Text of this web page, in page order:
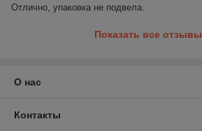
Отлично, упаковка не подвела.
Показать все отзывы
О нас
Контакты